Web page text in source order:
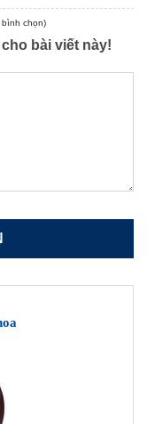
bình chọn)
bài viết này!